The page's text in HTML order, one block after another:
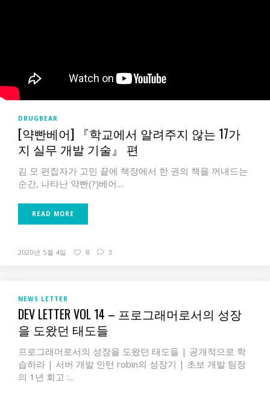
DRUGBEAR
[약빤베어] 『학교에서 알려주지 않는 17가
지 실무 개발 기술』 편
김 모 편집자가 고민 끝에 책장에서 한 권의 책을 꺼내드는
순간, 나타난 약빤(?)베어....
READ MORE
2020년 5월 4일 8 3
NEWS LETTER
DEV LETTER VOL 14 – 프로그래머로서의 성장
을 도왔던 태도들
프로그래머로서의 성장을 도왔던 태도들 | 공개적으로 학
습하라 | 서버 개발 인턴 robin의 성장기 | 초보 개발 팀장
의 1년 회고 :...